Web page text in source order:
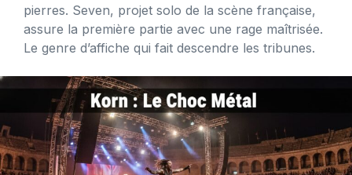
pierres. Seven, projet solo de la scène française,
assure la première partie avec une rage maîtrisée.
Le genre d’affiche qui fait descendre les tribunes.